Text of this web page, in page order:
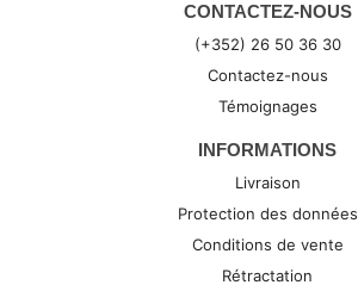
CONTACTEZ-NOUS
(+352) 26 50 36 30
Contactez-nous
Témoignages
INFORMATIONS
Livraison
Protection des données
Conditions de vente
Rétractation